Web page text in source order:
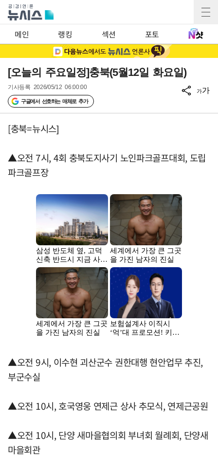
메인 랭킹 섹션 포토
[오늘의 주요일정]충북(5월12일 화요일)
기사등록 2026/05/12 06:00:00
구글에서 선호하는 매체로 추가
가가
[충북=뉴시스]
▲오전 7시, 4회 충북도지사기 노인파크골프대회, 도립
파크골프장
▲오전 9시, 이수현 괴산군수 권한대행 현안업무 추진,
부군수실
▲오전 10시, 호국영웅 연제근 상사 추모식, 연제근공원
▲오전 10시, 단양 새마을협의회 부녀회 월례회, 단양새
마을회관